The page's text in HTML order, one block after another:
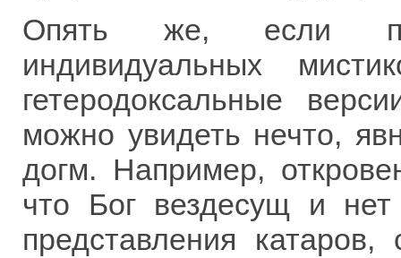
Опять же, если
индивидуальных
гетеродоксальные
можно увидеть нечто,
догм. Например,
что Бог вездесущ и
представления